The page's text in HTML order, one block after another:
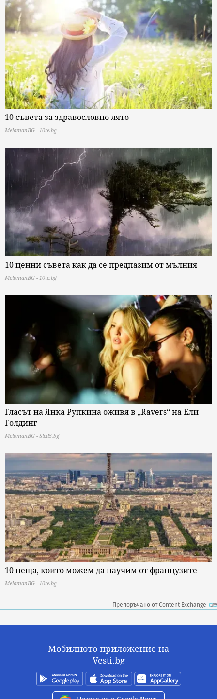
10 съвета за здравословно лято
MelomanBG - 10te.bg
10 ценни съвета как да се предпазим от мълния
MelomanBG - 10te.bg
Гласът на Янка Рупкина оживя в „Ravers“ на Ели
Голдинг
MelomanBG - Sled5.bg
10 неща, които можем да научим от французите
MelomanBG - 10te.bg
Препоръчано от Content Exchange
Мобилното приложение на
Vesti.bg